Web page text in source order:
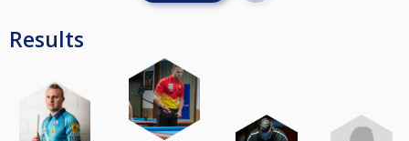
Results